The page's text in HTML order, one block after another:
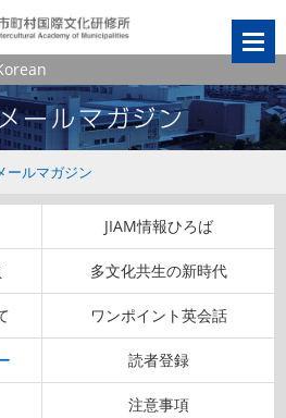
ールマガジン
JIAM情報ひろば
多文化共生の新時代
ワンポイント英会話
読者登録
注意事項